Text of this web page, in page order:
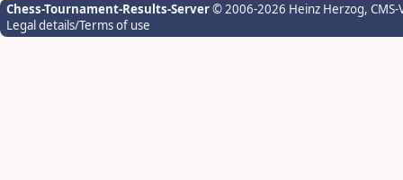
Chess-Tournament-Results-Server© 2006-2026 Heinz Herzog,
Legal details/Terms of use